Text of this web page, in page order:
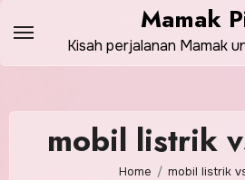
content
Mamak
Kisah perjalanan Mamak
mobil listrik
Home mobil listrik